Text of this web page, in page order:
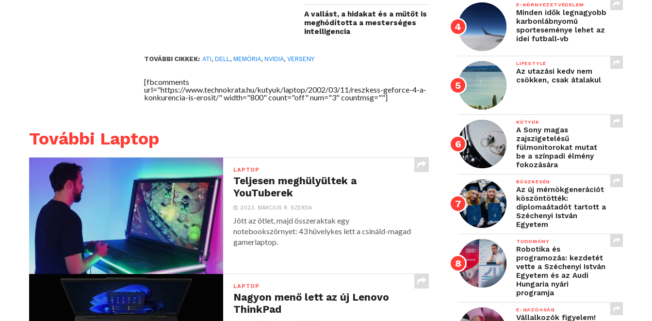
A vallást, a hidakat és a műtőt is
meghódította a mesterséges
intelligencia
TOVÁBBI CIKKEK: ATI,DELL,MEMÓRIA,NVIDIA,VERSENY
[fbcomments
url="https://www.technokrata.hu/kutyuk/laptop/2002/03/11/reszkess-geforce-4-a-
konkurencia-is-erosit/" width="800" count="off" num="3" countmsg=""]
További Laptop
LAPTOP
Teljesen meghülyültek a
YouTuberek
2023. MÁRCIUS 8. SZERDA
Jött az ötlet, majd összeraktak egy
notebookszörnyet: 43 hüvelykes lett a csináld-magad
gamerlaptop.
LAPTOP
Nagyon menő lett az új Lenovo
ThinkPad
E-KÖRNYEZETVÉDELEM
Minden idők legnagyobb
karbonlábnyomú
sporteseménye lehet az
idei futball-vb
LIFESTYLE
Az utazási kedv nem
csökken, csak átalakul
KÜTYÜK
A Sony magas
zajszigetelésű
fülmonitorokat mutat
be a színpadi élmény
fokozására
BÜSZKESÉG
Az új mérnökgenerációt
köszöntötték:
diplomaátadót tartott a
Széchenyi István
Egyetem
TUDOMÁNY
Robotika és
programozás: kezdetét
vette a Széchenyi István
Egyetem és az Audi
Hungaria nyári
programja
E-GAZDASÁG
Vállalkozók figyelem!